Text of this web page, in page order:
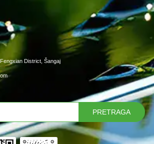
District, Šangaj
PRETRAGA